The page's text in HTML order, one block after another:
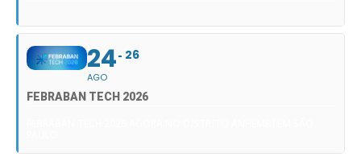
24
AGO
26
FEBRABAN TECH 2026